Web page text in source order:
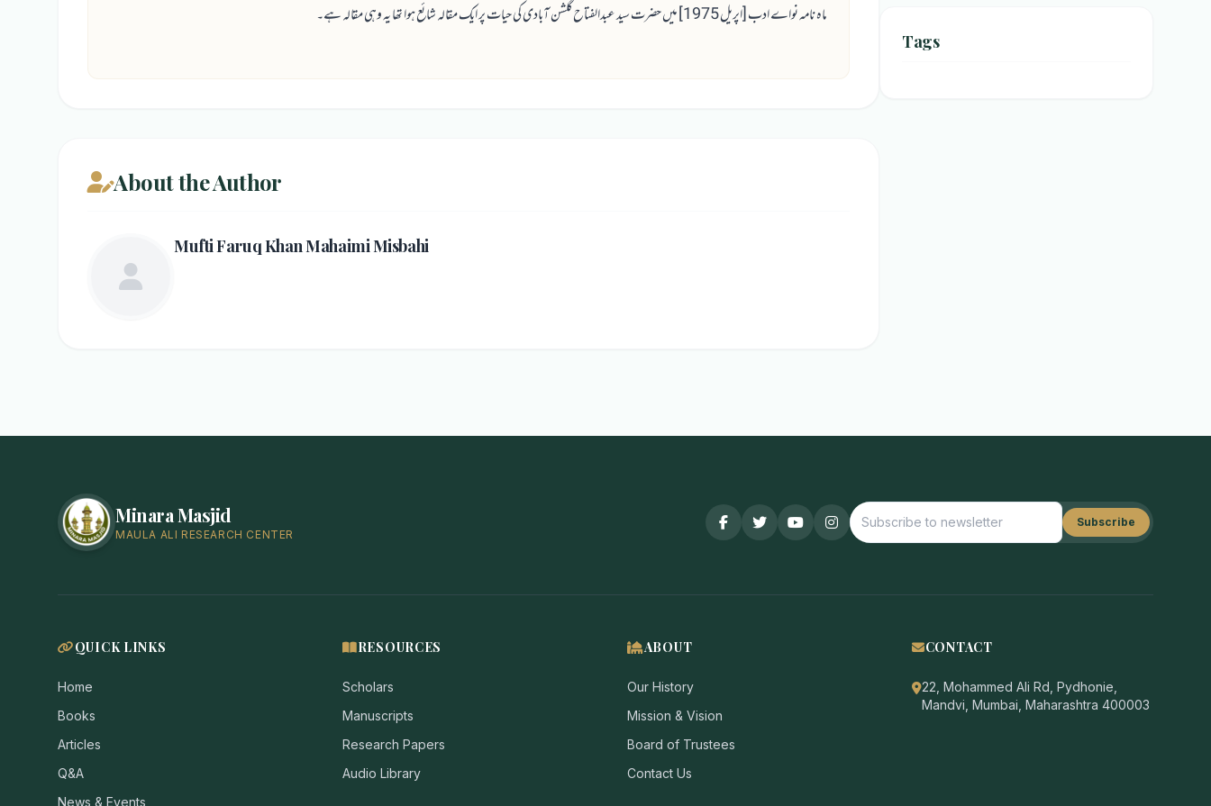
ماہ نامہ نواے ادب [اپریل 1975] میں حضرت سید عبدالفتاح گلشن آبادی کی حیات پر ایک مقالہ شائع ہوا تھا یہ وہی مقالہ ہے۔
About the Author
Mufti Faruq Khan Mahaimi Misbahi
Tags
Minara Masjid
MAULA ALI RESEARCH CENTER
Subscribe
QUICK LINKS
Home
Books
Articles
Q&A
News & Events
RESOURCES
Scholars
Manuscripts
Research Papers
Audio Library
ABOUT
Our History
Mission & Vision
Board of Trustees
Contact Us
CONTACT
22, Mohammed Ali Rd, Pydhonie,
Mandvi, Mumbai, Maharashtra 400003